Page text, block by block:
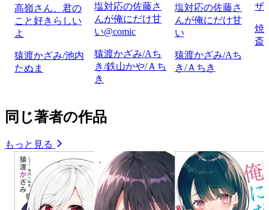
高嶺さん、君の
こと好きらしい
よ
猿渡かざみ/池内
たぬま
塩対応の佐藤さ
んが俺にだけ甘
い@comic
猿渡かざみ/Aち
き/鉄山かや/Ａち
き
塩対応の佐藤さ
んが俺にだけ甘
い
猿渡かざみ/Aち
き/Ａちき
ザ
焼
斎
同じ著者の作品
もっと見る